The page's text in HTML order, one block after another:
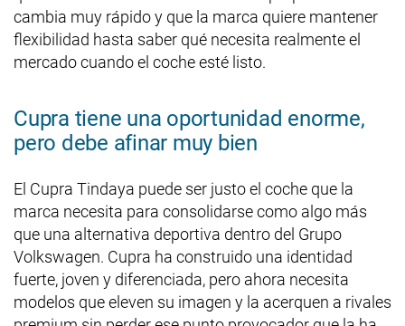
cambia muy rápido y que la marca quiere mantener
flexibilidad hasta saber qué necesita realmente el
mercado cuando el coche esté listo.
Cupra tiene una oportunidad enorme,
pero debe afinar muy bien
El Cupra Tindaya puede ser justo el coche que la
marca necesita para consolidarse como algo más
que una alternativa deportiva dentro del Grupo
Volkswagen. Cupra ha construido una identidad
fuerte, joven y diferenciada, pero ahora necesita
modelos que eleven su imagen y la acerquen a rivales